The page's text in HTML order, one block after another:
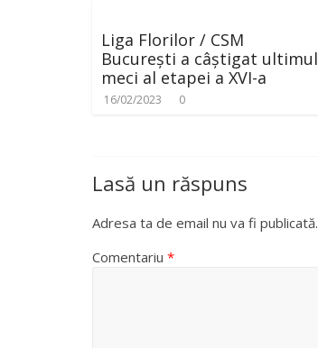
Liga Florilor / CSM
București a câștigat ultimul
meci al etapei a XVI-a
16/02/2023 0
Lasă un răspuns
Adresa ta de email nu va fi publicată.
Comentariu *